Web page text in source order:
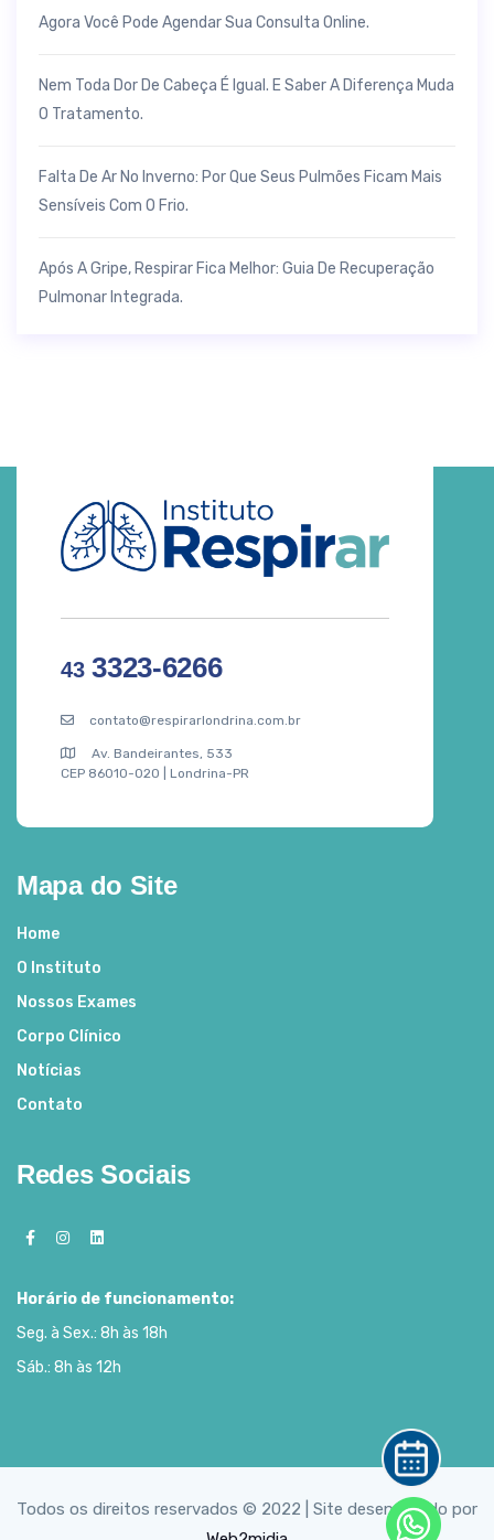
Agora Você Pode Agendar Sua Consulta Online.
Nem Toda Dor De Cabeça É Igual. E Saber A Diferença Muda
O Tratamento.
Falta De Ar No Inverno: Por Que Seus Pulmões Ficam Mais
Sensíveis Com O Frio.
Após A Gripe, Respirar Fica Melhor: Guia De Recuperação
Pulmonar Integrada.
433323-6266
contato@respirarlondrina.com.br
Av. Bandeirantes, 533
CEP 86010-020 | Londrina-PR
Mapa do Site
Home
O Instituto
Nossos Exames
Corpo Clínico
Notícias
Contato
Redes Sociais
Horário de funcionamento:
Seg. à Sex.: 8h às 18h
Sáb.: 8h às 12h
Todos os direitos reservados © 2022 | Site desenvolvido por